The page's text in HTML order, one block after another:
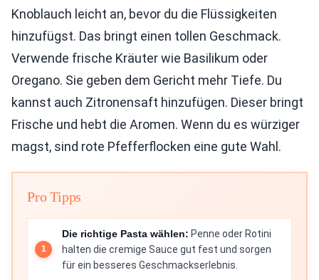
Knoblauch leicht an, bevor du die Flüssigkeiten
hinzufügst. Das bringt einen tollen Geschmack.
Verwende frische Kräuter wie Basilikum oder
Oregano. Sie geben dem Gericht mehr Tiefe. Du
kannst auch Zitronensaft hinzufügen. Dieser bringt
Frische und hebt die Aromen. Wenn du es würziger
magst, sind rote Pfefferflocken eine gute Wahl.
Pro Tipps
Die richtige Pasta wählen: Penne oder Rotini
halten die cremige Sauce gut fest und sorgen
für ein besseres Geschmackserlebnis.